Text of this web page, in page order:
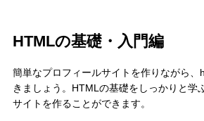
HTMLの基礎・入門編
簡単なプロフィールサイトを作りながら、
きましょう。HTMLの基礎をしっかりと学
サイトを作ることができます。